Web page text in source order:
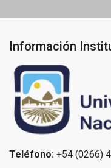
Información
Teléfono: +54 (0266)